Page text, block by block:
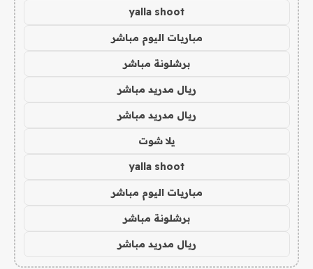
yalla shoot
مباريات اليوم مباشر
برشلونة مباشر
ريال مدريد مباشر
ريال مدريد مباشر
يلا شوت
yalla shoot
مباريات اليوم مباشر
برشلونة مباشر
ريال مدريد مباشر